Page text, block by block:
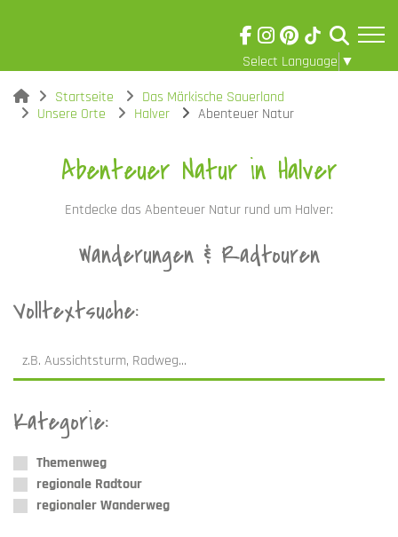
Skip to main content
Visuelle
Assistenzsoftware
Select Language ▼
You are here:
Startseite
Das Märkische Sauerland
Unsere Orte
Halver Abenteuer Natur
Abenteuer Natur in Halver
Entdecke das Abenteuer Natur rund um Halver:
Wanderungen & Radtouren
Volltextsuche:
Kategorie:
Themenweg
regionale Radtour
regionaler Wanderweg